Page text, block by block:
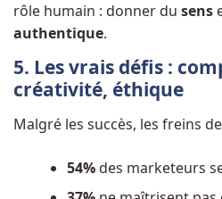
rôle humain : donner du sens
authentique.
5. Les vrais défis :
créativité, éthique
Malgré les succès, les freins
54%des marketeurs